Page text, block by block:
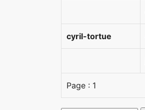
cyril-tortue
Page : 1